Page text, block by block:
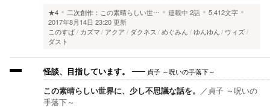
★4
二次創作：この素晴らしい世… 連載中 2話
5,412文字
2017年8月14日 23:20 更新
このすば
カズマ アクア ダクネス めぐみん ゆんゆん
ウィズ
ダスト
怪談、目指しています。 貞子 ～呪いの手落下～
この素晴らしい世界に、少し不思議な話を。 ／ 貞子 ～呪いの
手落下～